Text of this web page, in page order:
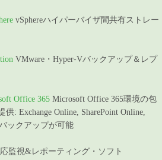
vSphereハイパーバイザ間共有ストレー
VMware・Hyper-Vバックアップ＆レプ
Office 365 Microsoft Office 365環境の包
: Exchange Online, SharePoint Online,
ックアップが可能
監視&レポーティング・ソフト